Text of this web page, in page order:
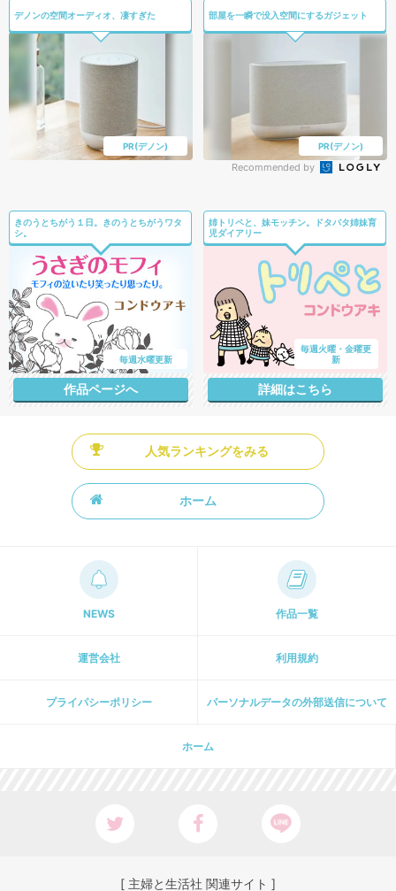
デノンの空間オーディオ、凄すぎた
PR(デノン)
部屋を一瞬で没入空間にするガジェット
PR(デノン)
Recommended by
きのうとちがう１日。きのうとちがうワタ
シ。
毎週水曜更新
作品ページへ
姉トリペと、妹モッチン。ドタバタ姉妹育
児ダイアリー
毎週火曜・金曜更
新
詳細はこちら
人気ランキングをみる
ホーム
NEWS 作品一覧
運営会社 利用規約
プライパシーポリシー パーソナルデータの外部送信について
ホーム
[ 主婦と生活社 関連サイト ]